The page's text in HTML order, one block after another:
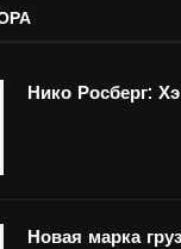
Нико Росберг:
Новая марка